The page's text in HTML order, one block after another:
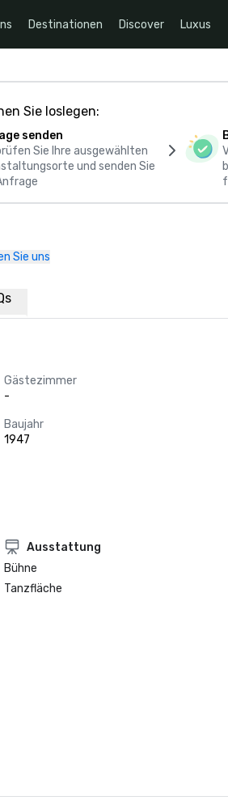
Destinationen Discover Luxus
Sie loslegen:
senden
Sie Ihre ausgewählten
und senden Sie
Sie uns
Gästezimmer
-
Baujahr
1947
Ausstattung
Bühne
Tanzfläche